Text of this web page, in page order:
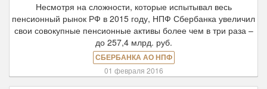
Несмотря на сложности, которые испытывал весь
пенсионный рынок РФ в 2015 году, НПФ Сбербанка увеличил
свои совокупные пенсионные активы более чем в три раза –
до 257,4 млрд. руб.
СБЕРБАНКА АО НПФ
01 февраля 2016